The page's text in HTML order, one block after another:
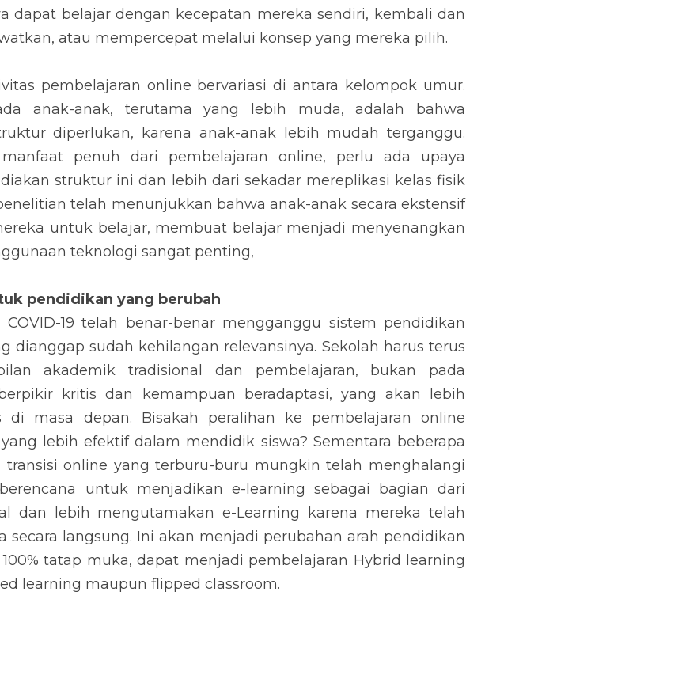
dapat belajar dengan kecepatan mereka sendiri, kembali dan
atau mempercepat melalui konsep yang mereka pilih.
pembelajaran online bervariasi di antara kelompok umur.
anak-anak, terutama yang lebih muda, adalah bahwa
diperlukan, karena anak-anak lebih mudah terganggu.
penuh dari pembelajaran online, perlu ada upaya
struktur ini dan lebih dari sekadar mereplikasi kelas fisik
telah menunjukkan bahwa anak-anak secara ekstensif
untuk belajar, membuat belajar menjadi menyenangkan
teknologi sangat penting,
pendidikan yang berubah
19 telah benar-benar mengganggu sistem pendidikan
dianggap sudah kehilangan relevansinya. Sekolah harus terus
akademik tradisional dan pembelajaran, bukan pada
kritis dan kemampuan beradaptasi, yang akan lebih
di masa depan. Bisakah peralihan ke pembelajaran online
lebih efektif dalam mendidik siswa? Sementara beberapa
online yang terburu-buru mungkin telah menghalangi
untuk menjadikan e-learning sebagai bagian dari
dan lebih mengutamakan e-Learning karena mereka telah
secara langsung. Ini akan menjadi perubahan arah pendidikan
tatap muka, dapat menjadi pembelajaran Hybrid learning
learning maupun flipped classroom.